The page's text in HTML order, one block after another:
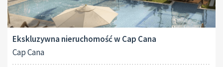
Ekskluzywna nieruchomość w Cap Cana
Cap Cana